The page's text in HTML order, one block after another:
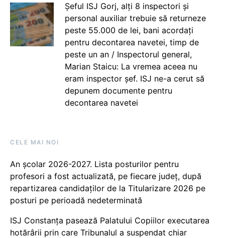
Șeful ISJ Gorj, alți 8 inspectori și
personal auxiliar trebuie să returneze
peste 55.000 de lei, bani acordați
pentru decontarea navetei, timp de
peste un an / Inspectorul general,
Marian Staicu: La vremea aceea nu
eram inspector șef. ISJ ne-a cerut să
depunem documente pentru
decontarea navetei
CELE MAI NOI
An școlar 2026-2027. Lista posturilor pentru
profesori a fost actualizată, pe fiecare județ, după
repartizarea candidaților de la Titularizare 2026 pe
posturi pe perioadă nedeterminată
ISJ Constanța pasează Palatului Copiilor executarea
hotărârii prin care Tribunalul a suspendat chiar